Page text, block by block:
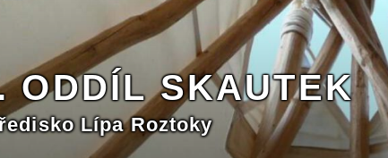
ODDÍL SKAUTEK
Lípa Roztoky